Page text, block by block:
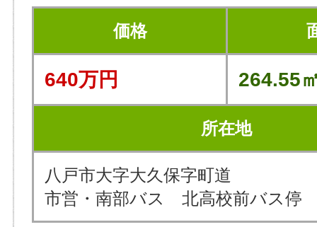
価格
640万円 264.55
所在地
八戸市大字大久保字町道
市営・南部バス 北高校前バス停